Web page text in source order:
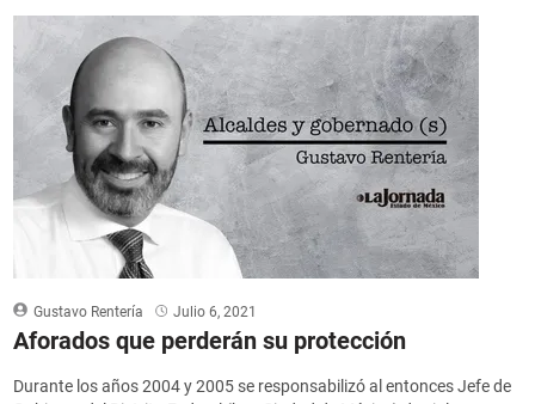
Gustavo Rentería Julio 6, 2021
Aforados que perderán su protección
Durante los años 2004 y 2005 se responsabilizó al entonces Jefe de